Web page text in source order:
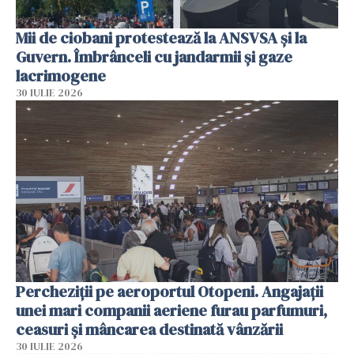
Mii de ciobani protestează la ANSVSA și la
Guvern. Îmbrânceli cu jandarmii și gaze
lacrimogene
30 IULIE 2026
Percheziții pe aeroportul Otopeni. Angajații
unei mari companii aeriene furau parfumuri,
ceasuri și mâncarea destinată vânzării
30 IULIE 2026